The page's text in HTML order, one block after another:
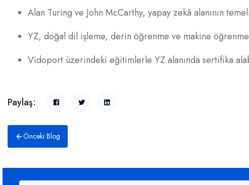
Alan Turing ve John McCarthy, yapay zekâ alanının
YZ, doğal dil işleme, derin öğrenme ve makine
Vidoport üzerindeki eğitimlerle YZ alanında sertifika
Paylaş:
Önceki Blog